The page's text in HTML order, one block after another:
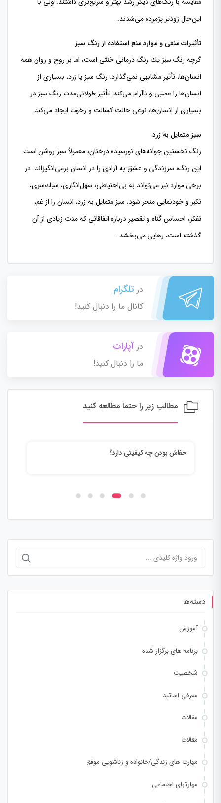
مقایسه با رنگ‌های دیگر رشد بهتر و سریع‌تری داشتند. ولی با
این‌حال زودتر پژمرده می‌شدند.
تأثیرات منفی و موارد منع استفاده از رنگ سبز
گرچه رنگ سبز یك رنگ درمانی خنثی است، اما بر روح و روان همه
انسان‌ها، تأثیر مشابهی نمی‌گذارد. رنگ سبز یا زرد، بسیاری از
انسان‌ها را عصبی و ناآرام می‌كند. تأثیر طولانی‌مدت رنگ سبز در
بسیاری از انسان‌ها، نوعی حالت كسالت و رخوت ایجاد می‌كند.
سبز متمایل به زرد
رنگ نخستین جوانه‌های نورسیده درختان، معمولاً سبز روشن است.
این رنگ، سرزندگی و عشق به آزادی را در انسان برمی‌انگیزاند. در
برخی موارد نیز می‌تواند به بی‌احتیاطی، سهل‌انگاری، سبك‌سری،
تكبر و خودنمایی منجر شود. سبز متمایل به زرد، انسان را از غم،
تفكر، احساس گناه و تقصیر درباره اتفاقاتی كه مدت زیادی ا‌ز آن
گذشته است، رهایی می‌بخشد.
در تلگرام
کانال ما را دنبال کنید!
در آپارات
ما را دنبال کنید!
مطالب زیر را حتما مطالعه کنید
18 راه برای ارتقای زبان جسمانی
جستجو
برای:
دسته‌ها
آموزش
برنامه های برگزار شده
شخصیت
معرفی اساتید
مقالات
مقالات
مهارت های زندگی/خانواده و زناشویی موفق
مهارتهای اجتماعی